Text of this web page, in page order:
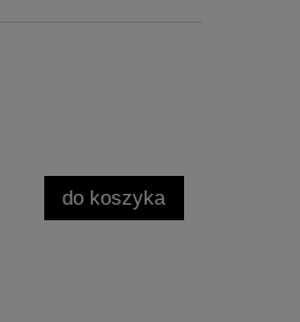
do koszyka